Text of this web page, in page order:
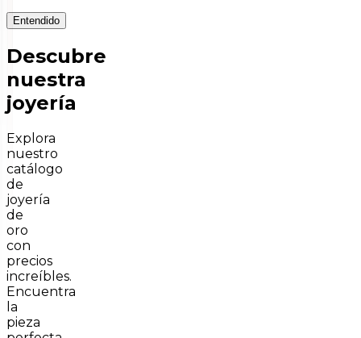
Entendido
Descubre
nuestra
joyería
Explora
nuestro
catálogo
de
joyería
de
oro
con
precios
increíbles.
Encuentra
la
pieza